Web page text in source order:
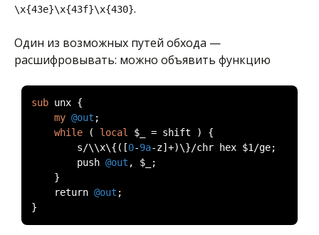
\x{43e}\x{43f}\x{430}.
Один из возможных путей обхода —
расшифровывать: можно объявить функцию
sub unx {
my @out ;
while
( local $_ = shift )
{
        s
/\\x\{ ([0-9a-z]+)\}/chr hex $1 /ge;
        push
@out , $_
;
}
    return
@out ;
}